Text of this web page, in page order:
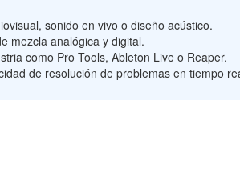
sonido en vivo o diseño acústico.
mezcla analógica y digital.
como Pro Tools, Ableton Live o Reaper.
de resolución de problemas en tiempo